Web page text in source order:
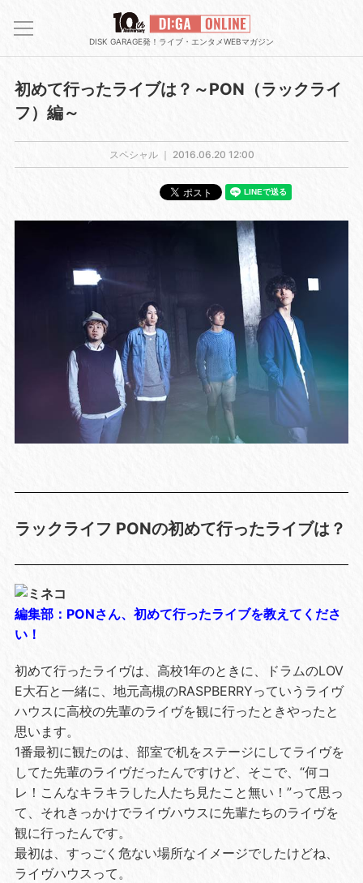
DISK GARAGE発！ライブ・エンタメWEBマガジン
初めて行ったライブは？～PON（ラックライ
フ）編～
スペシャル ｜ 2016.06.20 12:00
ラックライフ PONの初めて行ったライブは？
編集部：PONさん、初めて行ったライブを教えてくださ
い！
初めて行ったライヴは、高校1年のときに、ドラムのLOV
E大石と一緒に、地元高槻のRASPBERRYっていうライヴ
ハウスに高校の先輩のライヴを観に行ったときやったと
思います。
1番最初に観たのは、部室で机をステージにしてライヴを
してた先輩のライヴだったんですけど、そこで、“何コ
レ！こんなキラキラした人たち見たこと無い！”って思っ
て、それきっかけでライヴハウスに先輩たちのライヴを
観に行ったんです。
最初は、すっごく危ない場所なイメージでしたけどね、
ライヴハウスって。